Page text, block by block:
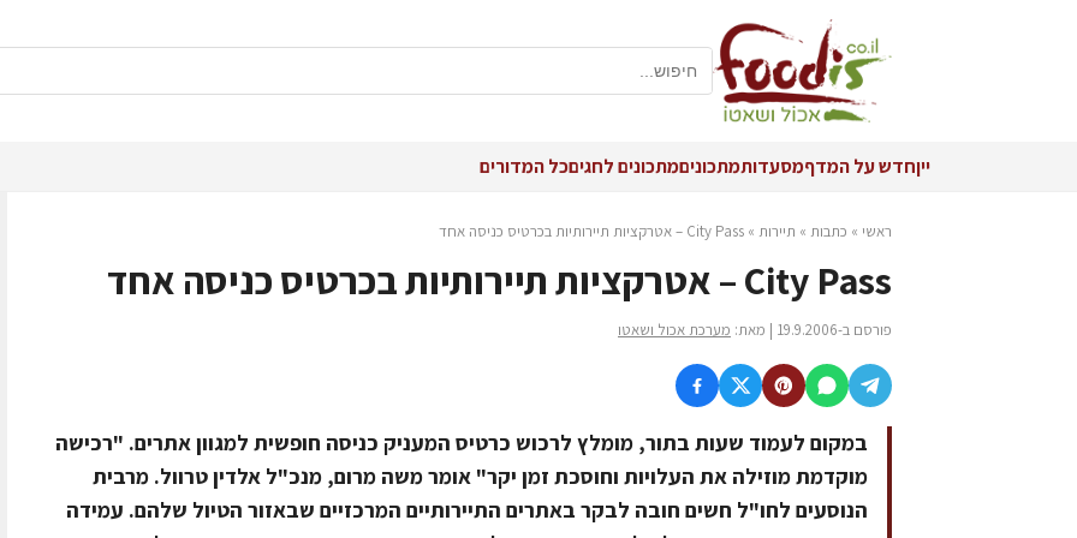
ייןחדש על המדףמסעדותמתכוניםמתכונים לחגיםכל המדורים
ראשי » כתבות » תיירות » City Pass – אטרקציות תיירותיות בכרטיס כניסה אחד
City Pass – אטרקציות תיירותיות בכרטיס כניסה אחד
פורסם ב-19.9.2006 | מאת: מערכת אכול ושאטו
במקום לעמוד שעות בתור, מומלץ לרכוש כרטיס המעניק כניסה חופשית למגוון אתרים. "רכישה
מוקדמת מוזילה את העלויות וחוסכת זמן יקר" אומר משה מרום, מנכ"ל אלדין טרוול. מרבית
הנוסעים לחו"ל חשים חובה לבקר באתרים התיירותיים המרכזיים שבאזור הטיול שלהם. עמידה